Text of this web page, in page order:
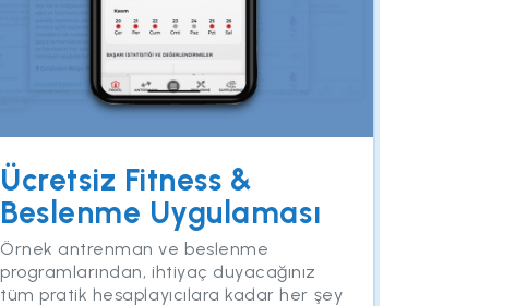
Ücretsiz Fitness &
Beslenme Uygulaması
Örnek antrenman ve beslenme
programlarından, ihtiyaç duyacağınız
tüm pratik hesaplayıcılara kadar her şey